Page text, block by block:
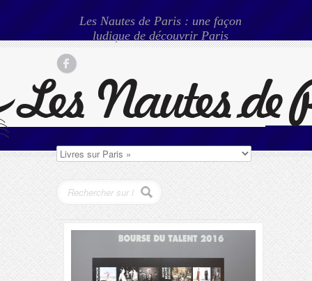
Les Nautes de Paris : une façon
ludique de découvrir Paris